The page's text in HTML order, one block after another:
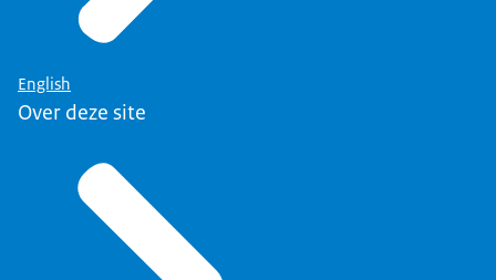
English
Over deze site